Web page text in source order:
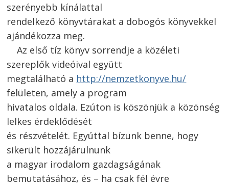
szerényebb kínálattal
rendelkező könyvtárakat a dobogós könyvekkel
ajándékozza meg.
Az első tíz könyv sorrendje a közéleti
szereplők videóival együtt
megtalálható a http://nemzetkonyve.hu/
felületen, amely a program
hivatalos oldala. Ezúton is köszönjük a közönség
lelkes érdeklődését
és részvételét. Egyúttal bízunk benne, hogy
sikerült hozzájárulnunk
a magyar irodalom gazdagságának
bemutatásához, és – ha csak fél évre